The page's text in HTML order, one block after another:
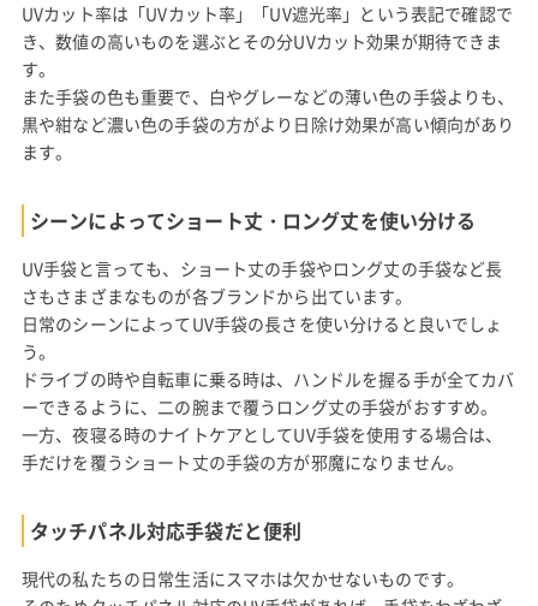
UVカット率は「UVカット率」「UV遮光率」という表記で確認で
き、数値の高いものを選ぶとその分UVカット効果が期待できま
す。
また手袋の色も重要で、白やグレーなどの薄い色の手袋よりも、
黒や紺など濃い色の手袋の方がより日除け効果が高い傾向があり
ます。
シーンによってショート丈・ロング丈を使い分ける
UV手袋と言っても、ショート丈の手袋やロング丈の手袋など長
さもさまざまなものが各ブランドから出ています。
日常のシーンによってUV手袋の長さを使い分けると良いでしょ
う。
ドライブの時や自転車に乗る時は、ハンドルを握る手が全てカバ
ーできるように、二の腕まで覆うロング丈の手袋がおすすめ。
一方、夜寝る時のナイトケアとしてUV手袋を使用する場合は、
手だけを覆うショート丈の手袋の方が邪魔になりません。
タッチパネル対応手袋だと便利
現代の私たちの日常生活にスマホは欠かせないものです。